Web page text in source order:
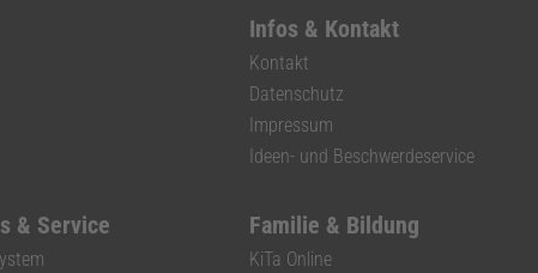
Infos & Kontakt
Kontakt
Datenschutz
Impressum
Ideen- und Beschwerdeservice
& Service Familie & Bildung
KiTa Online